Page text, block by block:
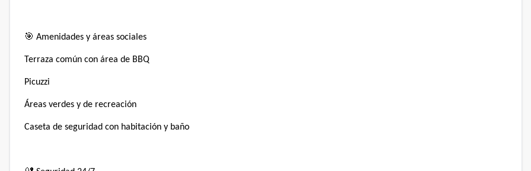
🎯 Amenidades y áreas sociales⁣
Terraza común con área de BBQ⁣
Picuzzi⁣
Áreas verdes y de recreación⁣
Caseta de seguridad con habitación y baño⁣